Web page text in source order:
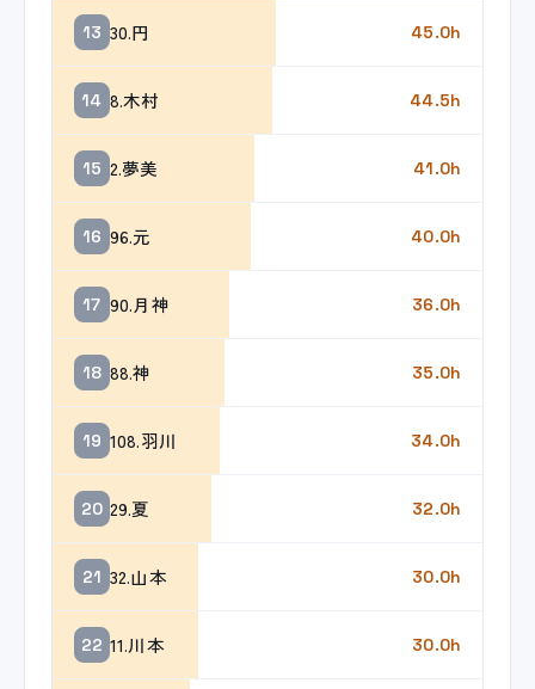
13 30.円 45.0h
14 8.木村 44.5h
15 2.夢美 41.0h
16 96.元 40.0h
17 90.月神 36.0h
18 88.神 35.0h
19 108.羽川 34.0h
20 29.夏 32.0h
21 32.山本 30.0h
22 11.川本 30.0h